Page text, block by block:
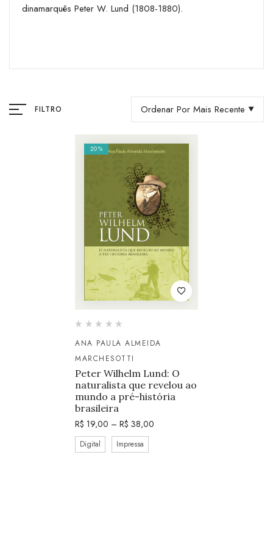
dinamarquês Peter W. Lund (1808-1880).
FILTRO Ordenar Por Mais Recente
20%
ANA PAULA ALMEIDA
MARCHESOTTI
Peter Wilhelm Lund: O
naturalista que revelou ao
mundo a pré-história
brasileira
R$ 19,00 – R$ 38,00
Digital Impressa